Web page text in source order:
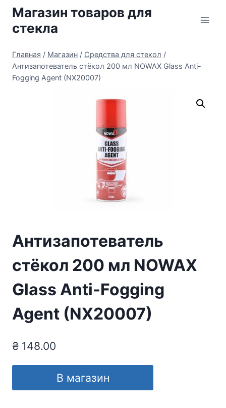
Перейти
содержимому
Магазин товаров для
стекла
Главная / Магазин / Средства для стекол /
Антизапотеватель стёкол 200 мл NOWAX Glass Anti-
Fogging Agent (NX20007)
Антизапотеватель
стёкол 200 мл NOWAX
Glass Anti-Fogging
Agent (NX20007)
₴ 148.00
В магазин